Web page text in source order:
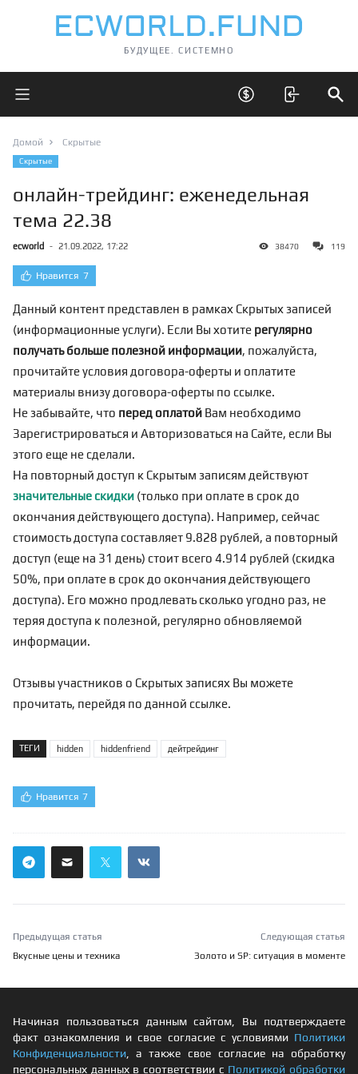
БУДУЩЕЕ. СИСТЕМНО
Открыть главное меню Открыть скрытые
Домой Скрытые
Скрытые
онлайн-трейдинг: еженедельная
тема 22.38
ecworld - 21.09.2022, 17:22 38470 119
Нравится 7
Данный контент представлен в рамках Скрытых записей
(информационные услуги). Если Вы хотите регулярно
получать больше полезной информации, пожалуйста,
прочитайте условия договора-оферты и оплатите
материалы внизу договора-оферты по ссылке.
Не забывайте, что перед оплатой Вам необходимо
Зарегистрироваться и Авторизоваться на Сайте, если Вы
этого еще не сделали.
На повторный доступ к Скрытым записям действуют
значительные скидки (только при оплате в срок до
окончания действующего доступа). Например, сейчас
стоимость доступа составляет 9.828 рублей, а повторный
доступ (еще на 31 день) стоит всего 4.914 рублей (скидка
50%, при оплате в срок до окончания действующего
доступа). Его можно продлевать сколько угодно раз, не
теряя доступа к полезной, регулярно обновляемой
информации.
Отзывы участников о Скрытых записях Вы можете
прочитать, перейдя по данной ссылке.
ТЕГИ hidden hiddenfriend дейтрейдинг
Нравится 7
Предыдущая статья
Вкусные цены и техника
Следующая статья
Золото и SP: ситуация в моменте
Начиная пользоваться данным сайтом, Вы подтверждаете
факт ознакомления и свое согласие с условиями Политики
Конфиденциальности , а также свое согласие на обработку
персональных данных в соответствии с Политикой обработки